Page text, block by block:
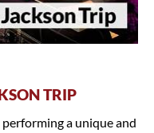
TRIP
a unique and